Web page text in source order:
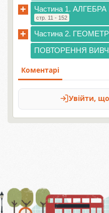
+ Частина 1.
стр. 11 - 152
+ Частина 2.
ПОВТОРЕННЯ